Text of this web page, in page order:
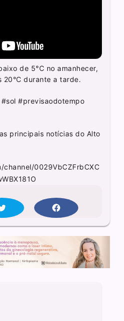
de 5°C no amanhecer,
20°C durante a tarde.
#previsaodotempo
principais notícias do Alto
0029VbCZFrbCXC